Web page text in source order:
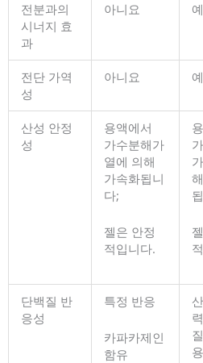
전분과의
시너지 효
과
아니요 예
전단 가역
성
아니요 예
산성 안정
성
용액에서
가수분해가
열에 의해
가속화됩니
다;
젤은 안정
적입니다.
단백질 반
응성
특정 반응
카파카제인
함유
용